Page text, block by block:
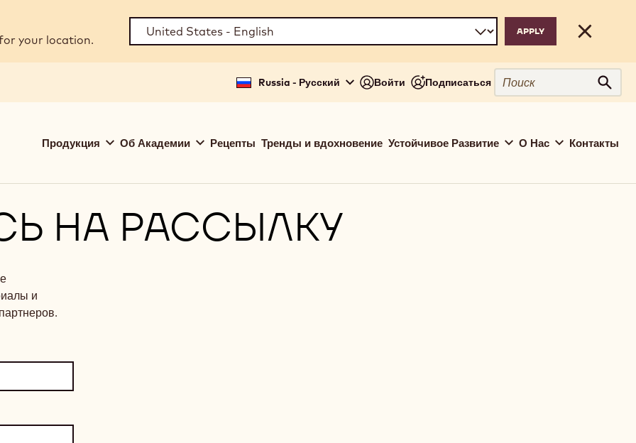
your location. Close
Russia - Русский Войти Подписаться
Поиск
Поиск
navigation
Продукция Об Академии Рецепты Тренды и вдохновение Устойчивое Развитие О Нас Контакты
НА РАССЫЛКУ
и